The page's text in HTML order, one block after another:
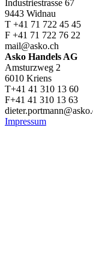
Industriestrasse 67
9443 Widnau
T +41 71 722 45 45
F +41 71 722 76 22
mail@asko.ch
Asko Handels AG
Amsturzweg 2
6010 Kriens
T+41 41 310 13 60
F+41 41 310 13 63
Impressum